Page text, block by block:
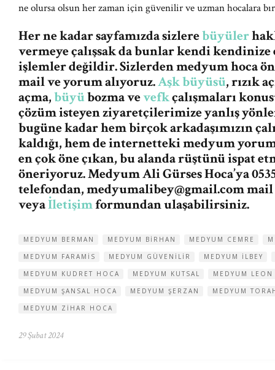
ne olursa olsun her zaman için güvenilir ve uzman hocalara
Her ne kadar sayfamızda sizlerebüyüler
vermeye çalışsak da bunlar kendi
işlemler değildir. Sizlerden medyum hoca
mail ve yorum alıyoruz.Aşk büyüsü, rızık
açma,büyübozma vevefkçalışmaları
çözüm isteyen ziyaretçilerimize yanlış
bugüne kadar hem birçok arkadaşımızın
kaldığı, hem de internetteki medyum
en çok öne çıkan, bu alanda rüştünü ispat
öneriyoruz. Medyum Ali Gürses Hoca’ya
telefondan,medyumalibey@gmail.commail
veyaİletişimformundan ulaşabilirsiniz.
MEDYUM BERMAN MEDYUM BIRHAN MEDYUM CEMRE
MEDYUM FARAMIS
MEDYUM GÜVENILIR
MEDYUM ILBEY
MEDYUM KUDRET HOCA
MEDYUM KUTSAL
MEDYUM LEON
MEDYUM ŞANSAL HOCA
MEDYUM ŞERZAN
MEDYUM
MEDYUM ZIHAR HOCA
29 Şubat 2024